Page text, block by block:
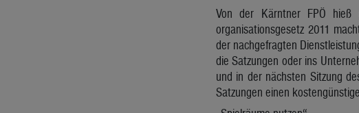
Von der Kärntner FPÖ hieß
organisationsgesetz 2011
der nachgefragten
die Satzungen oder ins
und in der nächsten Sitzung
Satzungen einen